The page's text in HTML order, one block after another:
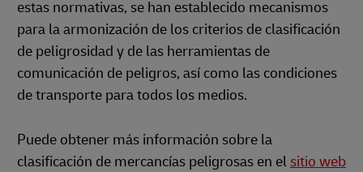
estas normativas, se han establecido mecanismos
para la armonización de los criterios de clasificación
de peligrosidad y de las herramientas de
comunicación de peligros, así como las condiciones
de transporte para todos los medios.
Puede obtener más información sobre la
clasificación de mercancías peligrosas en el sitio web